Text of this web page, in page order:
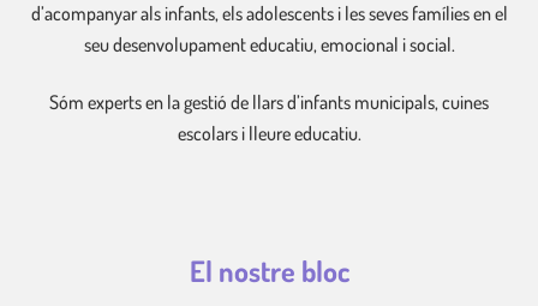
d’acompanyar als infants, els adolescents i les seves famílies en el
seu desenvolupament educatiu, emocional i social.
Sóm experts en la gestió de llars d’infants municipals, cuines
escolars i lleure educatiu.
El nostre bloc